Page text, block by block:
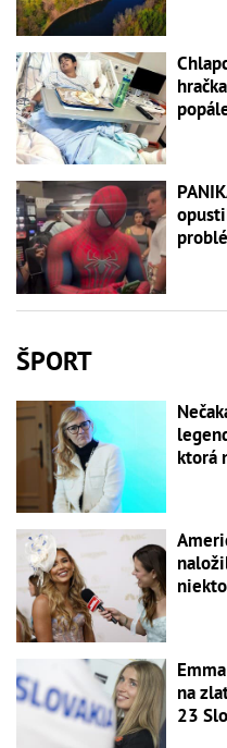
ŠPORT
ktorá
na
23